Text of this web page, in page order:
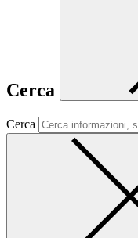
Cerca
Cerca